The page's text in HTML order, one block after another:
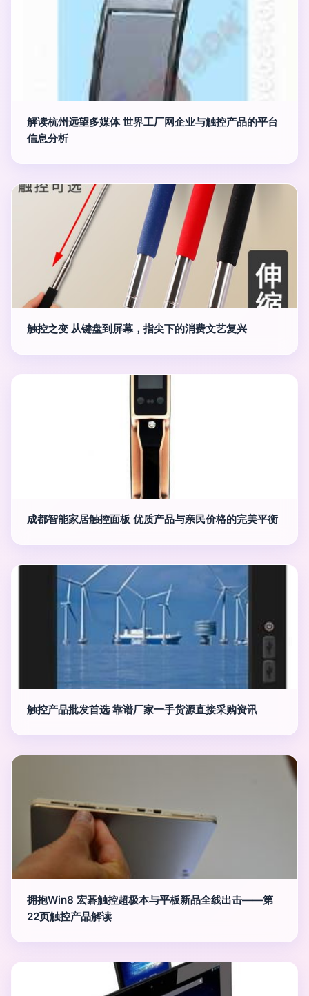
解读杭州远望多媒体 世界工厂网企业与触控产品的平台
信息分析
触控之变 从键盘到屏幕，指尖下的消费文艺复兴
成都智能家居触控面板 优质产品与亲民价格的完美平衡
触控产品批发首选 靠谱厂家一手货源直接采购资讯
拥抱Win8 宏碁触控超极本与平板新品全线出击——第
22页触控产品解读